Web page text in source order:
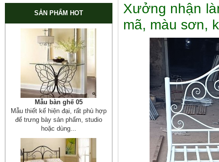
SẢN PHẨM HOT
Mẫu bàn ghế 05
Mẫu thiết kế hiện đại, rất phù hợp
để trưng bày sản phẩm, studio
hoặc dùng...
Xưởng nhận
mã, màu sơn,